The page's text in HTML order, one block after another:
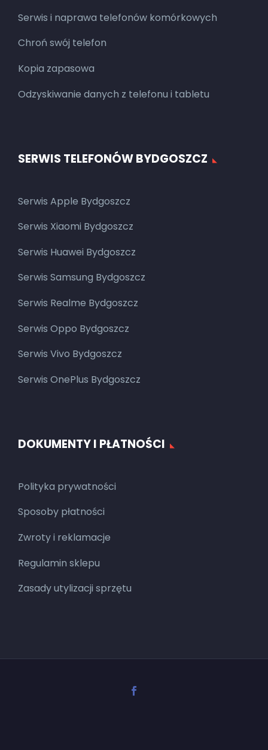
Serwis i naprawa telefonów komórkowych
Chroń swój telefon
Kopia zapasowa
Odzyskiwanie danych z telefonu i tabletu
SERWIS TELEFONÓW BYDGOSZCZ
Serwis Apple Bydgoszcz
Serwis Xiaomi Bydgoszcz
Serwis Huawei Bydgoszcz
Serwis Samsung Bydgoszcz
Serwis Realme Bydgoszcz
Serwis Oppo Bydgoszcz
Serwis Vivo Bydgoszcz
Serwis OnePlus Bydgoszcz
DOKUMENTY I PŁATNOŚCI
Polityka prywatności
Sposoby płatności
Zwroty i reklamacje
Regulamin sklepu
Zasady utylizacji sprzętu